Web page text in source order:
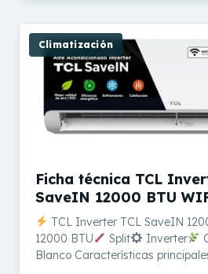
Climatización
Ficha técnica TCL
SaveIN 12000 BTU
TCL Inverter TCL SaveIN
12000 BTU
Split Inverter
Blanco Características